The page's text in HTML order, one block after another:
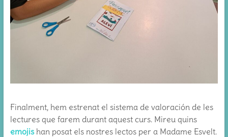
Finalment, hem estrenat el sistema de valoración de les
lectures que farem durant aquest curs. Mireu quins
emojishan posat els nostres lectos per a Madame Esvelt.